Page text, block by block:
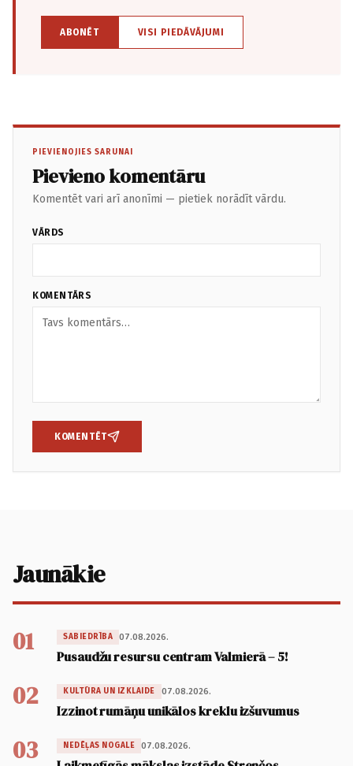
ABONĒT VISI PIEDĀVĀJUMI
PIEVIENOJIES SARUNAI
Pievieno komentāru
Komentēt vari arī anonīmi — pietiek norādīt vārdu.
VĀRDS
KOMENTĀRS
KOMENTĒT
Jaunākie
01 SABIEDRĪBA 07.08.2026.
Pusaudžu resursu centram Valmierā – 5!
02 KULTŪRA UN IZKLAIDE 07.08.2026.
Izzinot rumāņu unikālos kreklu izšuvumus
03 NEDĒĻAS NOGALE 07.08.2026.